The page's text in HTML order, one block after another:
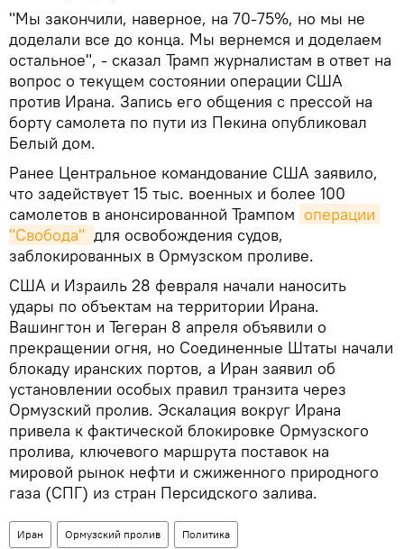
"Мы закончили, наверное, на 70-75%, но мы не
доделали все до конца. Мы вернемся и доделаем
остальное", - сказал Трамп журналистам в ответ на
вопрос о текущем состоянии операции США
против Ирана. Запись его общения с прессой на
борту самолета по пути из Пекина опубликовал
Белый дом.
Ранее Центральное командование США заявило,
что задействует 15 тыс. военных и более 100
самолетов в анонсированной Трампом операции
"Свобода" для освобождения судов,
заблокированных в Ормузском проливе.
США и Израиль 28 февраля начали наносить
удары по объектам на территории Ирана.
Вашингтон и Тегеран 8 апреля объявили о
прекращении огня, но Соединенные Штаты начали
блокаду иранских портов, а Иран заявил об
установлении особых правил транзита через
Ормузский пролив. Эскалация вокруг Ирана
привела к фактической блокировке Ормузского
пролива, ключевого маршрута поставок на
мировой рынок нефти и сжиженного природного
газа (СПГ) из стран Персидского залива.
Иран Ормузский пролив Политика